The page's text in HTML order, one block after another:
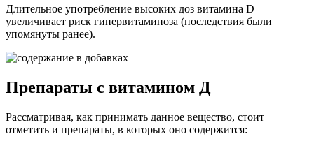
Длительное употребление высоких доз витамина D
увеличивает риск гипервитаминоза (последствия были
упомянуты ранее).
Препараты с витамином Д
Рассматривая, как принимать данное вещество, стоит
отметить и препараты, в которых оно содержится: